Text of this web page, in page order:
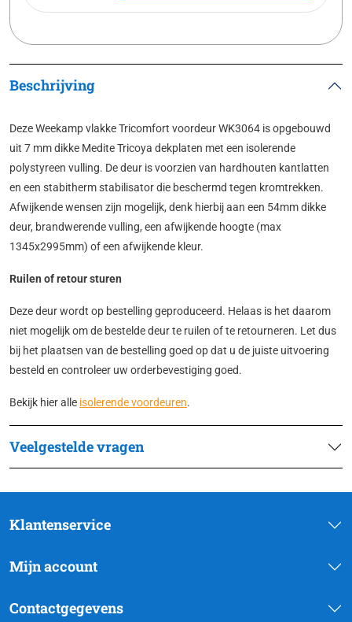
Beschrijving
Deze Weekamp vlakke Tricomfort voordeur WK3064 is opgebouwd
uit 7 mm dikke Medite Tricoya dekplaten met een isolerende
polystyreen vulling. De deur is voorzien van hardhouten kantlatten
en een stabitherm stabilisator die beschermd tegen kromtrekken.
Afwijkende wensen zijn mogelijk, denk hierbij aan een 54mm dikke
deur, brandwerende vulling, een afwijkende hoogte (max
1345x2995mm) of een afwijkende kleur.
Ruilen of retour sturen
Deze deur wordt op bestelling geproduceerd. Helaas is het daarom
niet mogelijk om de bestelde deur te ruilen of te retourneren. Let dus
bij het plaatsen van de bestelling goed op dat u de juiste uitvoering
besteld en controleer uw orderbevestiging goed.
Bekijk hier alle isolerende voordeuren.
Veelgestelde vragen
Klantenservice
Mijn account
Contactgegevens